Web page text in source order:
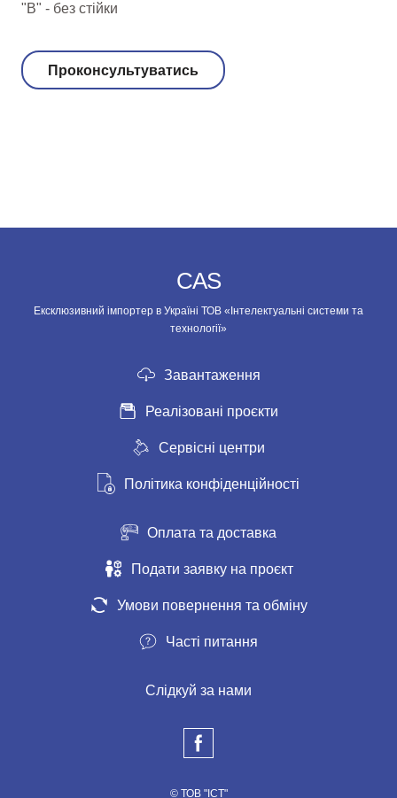
"В" - без стійки
Проконсультуватись
CAS
Ексклюзивний імпортер в Україні ТОВ «Інтелектуальні системи та
технології»
Завантаження
Реалізовані проєкти
Сервісні центри
Політика конфіденційності
Оплата та доставка
Подати заявку на проєкт
Умови повернення та обміну
Часті питання
Слідкуй за нами
© ТОВ "ІСТ"